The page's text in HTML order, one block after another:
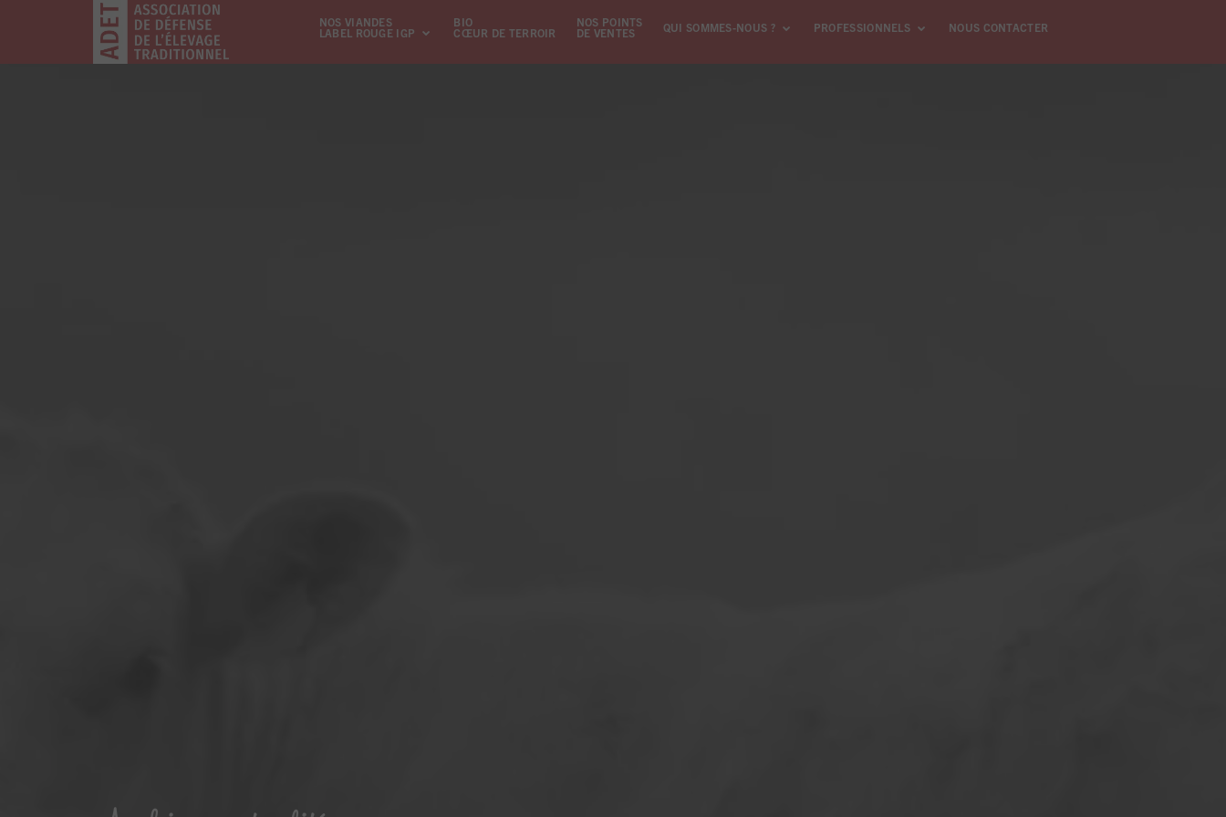
NOS VIANDES
LABEL ROUGE IGP
BIO
CŒUR DE TERROIR
NOS POINTS
DE VENTES
QUI SOMMES-NOUS ? PROFESSIONNELS NOUS CONTACTER